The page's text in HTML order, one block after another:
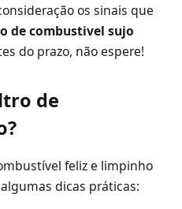
os sinais que
de combustivel sujo
do prazo, não espere!
de
feliz e limpinho
dicas práticas: